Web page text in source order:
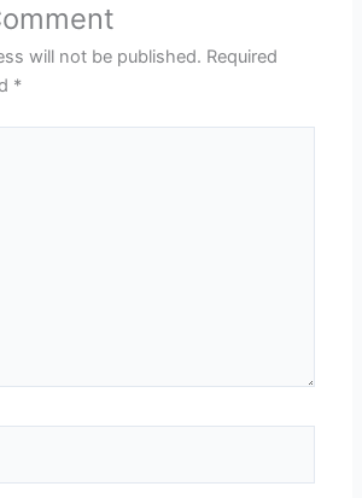
will not be published. Required
*